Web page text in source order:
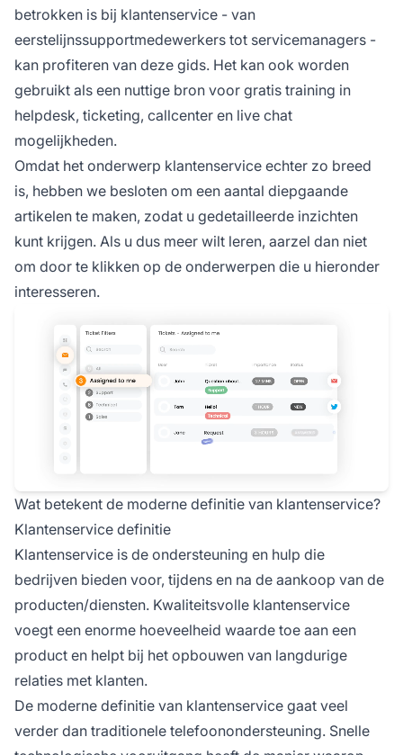
betrokken is bij klantenservice - van
eerstelijnssupportmedewerkers tot servicemanagers -
kan profiteren van deze gids. Het kan ook worden
gebruikt als een nuttige bron voor gratis training in
helpdesk, ticketing, callcenter en live chat
mogelijkheden.
Omdat het onderwerp klantenservice echter zo breed
is, hebben we besloten om een aantal diepgaande
artikelen te maken, zodat u gedetailleerde inzichten
kunt krijgen. Als u dus meer wilt leren, aarzel dan niet
om door te klikken op de onderwerpen die u hieronder
interesseren.
Wat betekent de moderne definitie van klantenservice?
Klantenservice definitie
Klantenservice is de ondersteuning en hulp die
bedrijven bieden voor, tijdens en na de aankoop van de
producten/diensten. Kwaliteitsvolle klantenservice
voegt een enorme hoeveelheid waarde toe aan een
product en helpt bij het opbouwen van langdurige
relaties met klanten.
De moderne definitie van klantenservice gaat veel
verder dan traditionele telefoonondersteuning. Snelle